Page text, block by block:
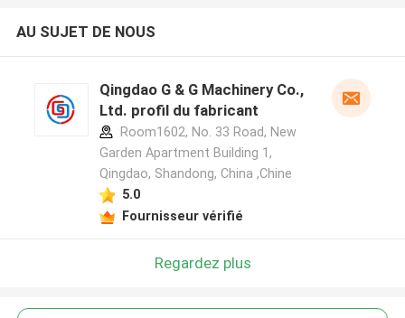
AU SUJET DE NOUS
Qingdao G & G Machinery Co.,
Ltd. profil du fabricant
Room1602, No. 33 Road, New
Garden Apartment Building 1,
Qingdao, Shandong, China ,Chine
5.0
Fournisseur vérifié
Regardez plus